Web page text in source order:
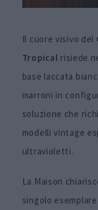
Il cuore visivo del
Tropical risiede
base laccata
marroni in
soluzione che
modelli vintage
ultravioletti.
La Maison
singolo